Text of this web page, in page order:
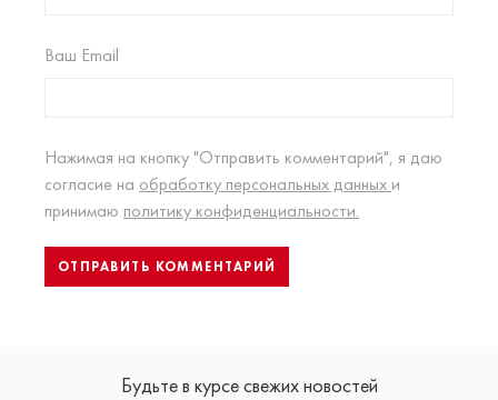
Ваш Email
Нажимая на кнопку "Отправить комментарий", я даю
согласие на обработку персональных данных и
принимаю политику конфиденциальности.
Будьте в курсе свежих новостей